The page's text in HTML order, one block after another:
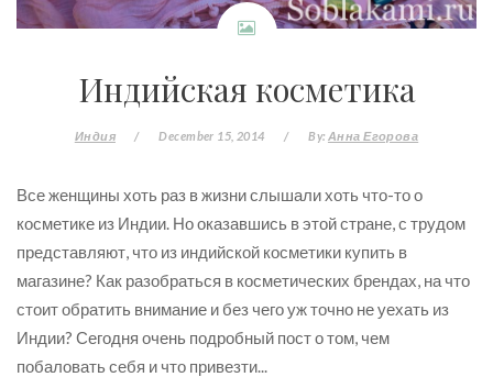
Индийская косметика
Индия / December 15, 2014 / By: Анна Егорова
Все женщины хоть раз в жизни слышали хоть что-то о
косметике из Индии. Но оказавшись в этой стране, с трудом
представляют, что из индийской косметики купить в
магазине? Как разобраться в косметических брендах, на что
стоит обратить внимание и без чего уж точно не уехать из
Индии? Сегодня очень подробный пост о том, чем
побаловать себя и что привезти...